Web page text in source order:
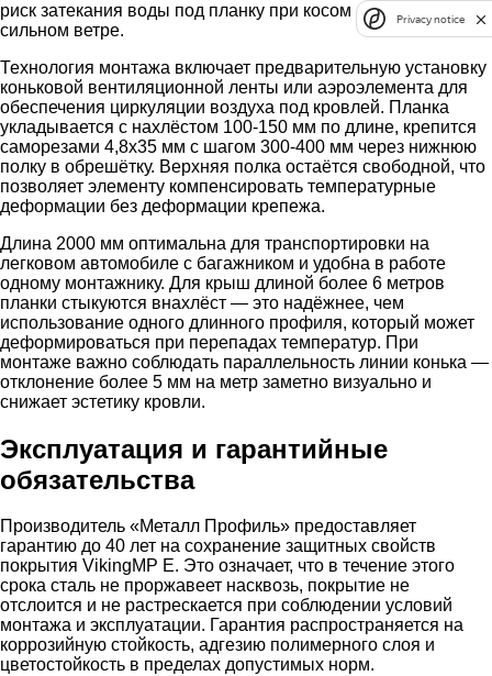
риск затекания воды под планку при косом дожде и
сильном ветре.
Технология монтажа включает предварительную установку
коньковой вентиляционной ленты или аэроэлемента для
обеспечения циркуляции воздуха под кровлей. Планка
укладывается с нахлёстом 100-150 мм по длине, крепится
саморезами 4,8х35 мм с шагом 300-400 мм через нижнюю
полку в обрешётку. Верхняя полка остаётся свободной, что
позволяет элементу компенсировать температурные
деформации без деформации крепежа.
Длина 2000 мм оптимальна для транспортировки на
легковом автомобиле с багажником и удобна в работе
одному монтажнику. Для крыш длиной более 6 метров
планки стыкуются внахлёст — это надёжнее, чем
использование одного длинного профиля, который может
деформироваться при перепадах температур. При
монтаже важно соблюдать параллельность линии конька —
отклонение более 5 мм на метр заметно визуально и
снижает эстетику кровли.
Эксплуатация и гарантийные
обязательства
Производитель «Металл Профиль» предоставляет
гарантию до 40 лет на сохранение защитных свойств
покрытия VikingMP E. Это означает, что в течение этого
срока сталь не проржавеет насквозь, покрытие не
отслоится и не растрескается при соблюдении условий
монтажа и эксплуатации. Гарантия распространяется на
коррозийную стойкость, адгезию полимерного слоя и
цветостойкость в пределах допустимых норм.
Privacy notice